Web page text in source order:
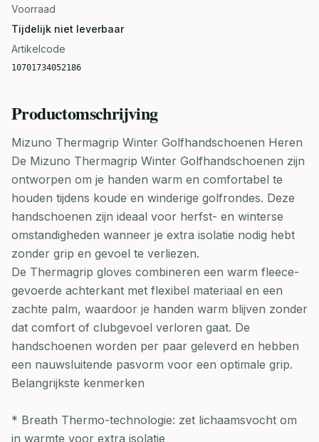
Voorraad
Tijdelijk niet leverbaar
Artikelcode
10701734052186
Productomschrijving
Mizuno Thermagrip Winter Golfhandschoenen Heren
De Mizuno Thermagrip Winter Golfhandschoenen zijn
ontworpen om je handen warm en comfortabel te
houden tijdens koude en winderige golfrondes. Deze
handschoenen zijn ideaal voor herfst- en winterse
omstandigheden wanneer je extra isolatie nodig hebt
zonder grip en gevoel te verliezen.
De Thermagrip gloves combineren een warm fleece-
gevoerde achterkant met flexibel materiaal en een
zachte palm, waardoor je handen warm blijven zonder
dat comfort of clubgevoel verloren gaat. De
handschoenen worden per paar geleverd en hebben
een nauwsluitende pasvorm voor een optimale grip.
Belangrijkste kenmerken
* Breath Thermo-technologie: zet lichaamsvocht om
in warmte voor extra isolatie